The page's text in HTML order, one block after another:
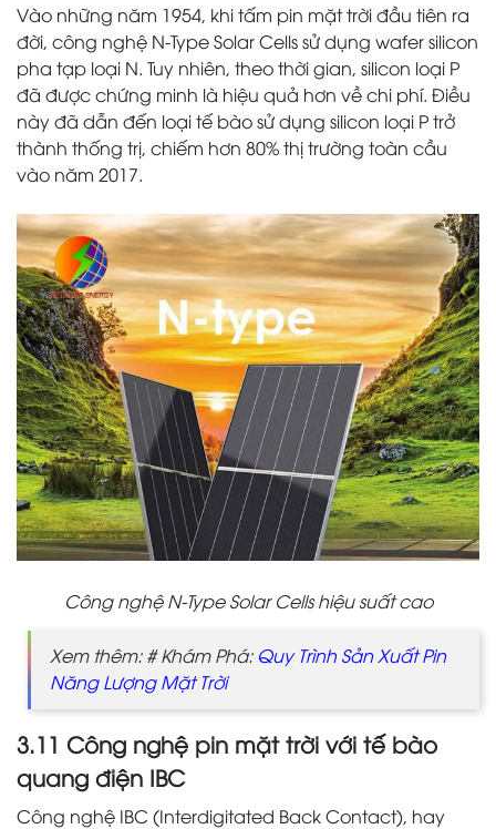
Vào những năm 1954, khi tấm pin mặt trời đầu tiên ra
đời, công nghệ N-Type Solar Cells sử dụng wafer silicon
pha tạp loại N. Tuy nhiên, theo thời gian, silicon loại P
đã được chứng minh là hiệu quả hơn về chi phí. Điều
này đã dẫn đến loại tế bào sử dụng silicon loại P trở
thành thống trị, chiếm hơn 80% thị trường toàn cầu
vào năm 2017.
Công nghệ N-Type Solar Cells hiệu suất cao
Xem thêm: # Khám Phá: Quy Trình Sản Xuất Pin
Năng Lượng Mặt Trời
3.11 Công nghệ pin mặt trời với tế bào
quang điện IBC
Công nghệ IBC (Interdigitated Back Contact), hay